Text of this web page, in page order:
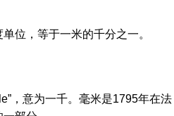
位，等于一米的千分之一。
，意为一千。毫米是1795年在法